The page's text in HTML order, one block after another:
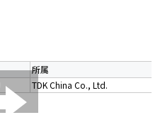
所属
TDK China Co., Ltd.